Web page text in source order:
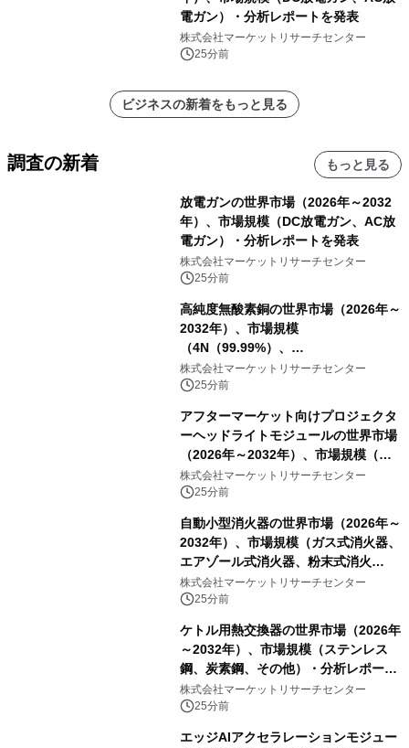
電ガン）・分析レポートを発表
株式会社マーケットリサーチセンター
25分前
ビジネスの新着をもっと見る
調査の新着 もっと見る
放電ガンの世界市場（2026年～2032
年）、市場規模（DC放電ガン、AC放
電ガン）・分析レポートを発表
株式会社マーケットリサーチセンター
25分前
高純度無酸素銅の世界市場（2026年～
2032年）、市場規模
（4N（99.99%）、
4N5（99.995%）、5N（99.999%）、
5N5（99.9995%））・分析レポート
株式会社マーケットリサーチセンター
25分前
アフターマーケット向けプロジェクタ
ーヘッドライトモジュールの世界市場
（2026年～2032年）、市場規模（シ
ングルダイレクトビーム、デュアルダ
イレクトビーム、その他）・分析レポ
株式会社マーケットリサーチセンター
25分前
自動小型消火器の世界市場（2026年～
2032年）、市場規模（ガス式消火器、
エアゾール式消火器、粉末式消火
器）・分析レポートを発表
株式会社マーケットリサーチセンター
25分前
ケトル用熱交換器の世界市場（2026年
～2032年）、市場規模（ステンレス
鋼、炭素鋼、その他）・分析レポート
を発表
株式会社マーケットリサーチセンター
25分前
エッジAIアクセラレーションモジュー